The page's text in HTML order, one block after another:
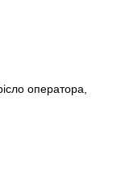
оператора,